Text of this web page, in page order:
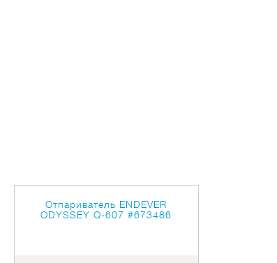
Отпариватель ENDEVER
ODYSSEY Q-607#673486